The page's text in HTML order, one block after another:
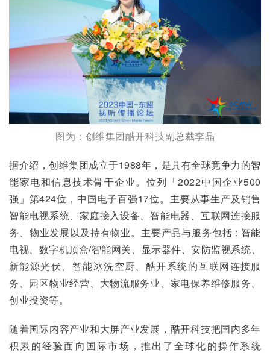
图为：创维集团酷开科技副总裁李晶
据介绍，创维集团成立于1988年，是具有全球竞争力的智
能家电和信息技术骨干企业。位列「2022中国企业500
强」第424位，中国电子百强17位。主要从事生产及销售
智能电视系统、家庭接入设备、智能电器、互联网连接服
务、物业发展以及持有物业。主要产品与服务包括 : 智能
电视、数字机顶盒/智能网关、显示器件、安防监视系统、
新能源光伏、智能冰洗空厨、酷开系统的互联网连接服
务、园区物业经营、大物流服务业、家电保养维修服务、
创业投资等。
随着国际内容产业和大屏产业发展，酷开科技把国内多年
积累的经验面向国际市场，推出了全球化的操作系统